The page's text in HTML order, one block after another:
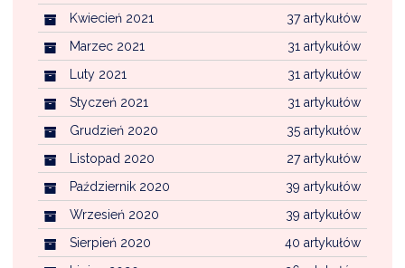
37 artykułów
Kwiecień 2021
31 artykułów
Marzec 2021
31 artykułów
Luty 2021
31 artykułów
Styczeń 2021
35 artykułów
Grudzień 2020
27 artykułów
Listopad 2020
39 artykułów
Październik 2020
39 artykułów
Wrzesień 2020
40 artykułów
Sierpień 2020